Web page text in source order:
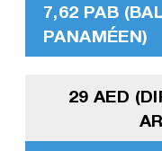
7,62 PAB
PANAMÉEN)
29 AED